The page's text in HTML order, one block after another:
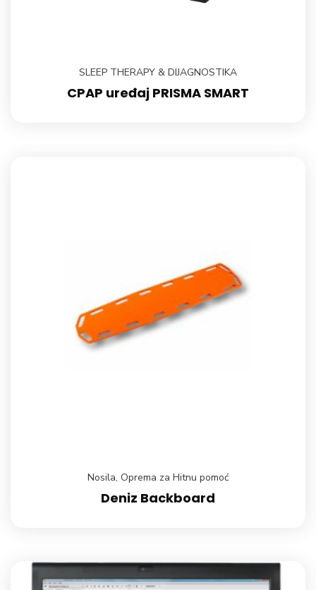
SLEEP THERAPY & DIJAGNOSTIKA
CPAP uređaj PRISMA SMART
Nosila, Oprema za Hitnu pomoć
Deniz Backboard